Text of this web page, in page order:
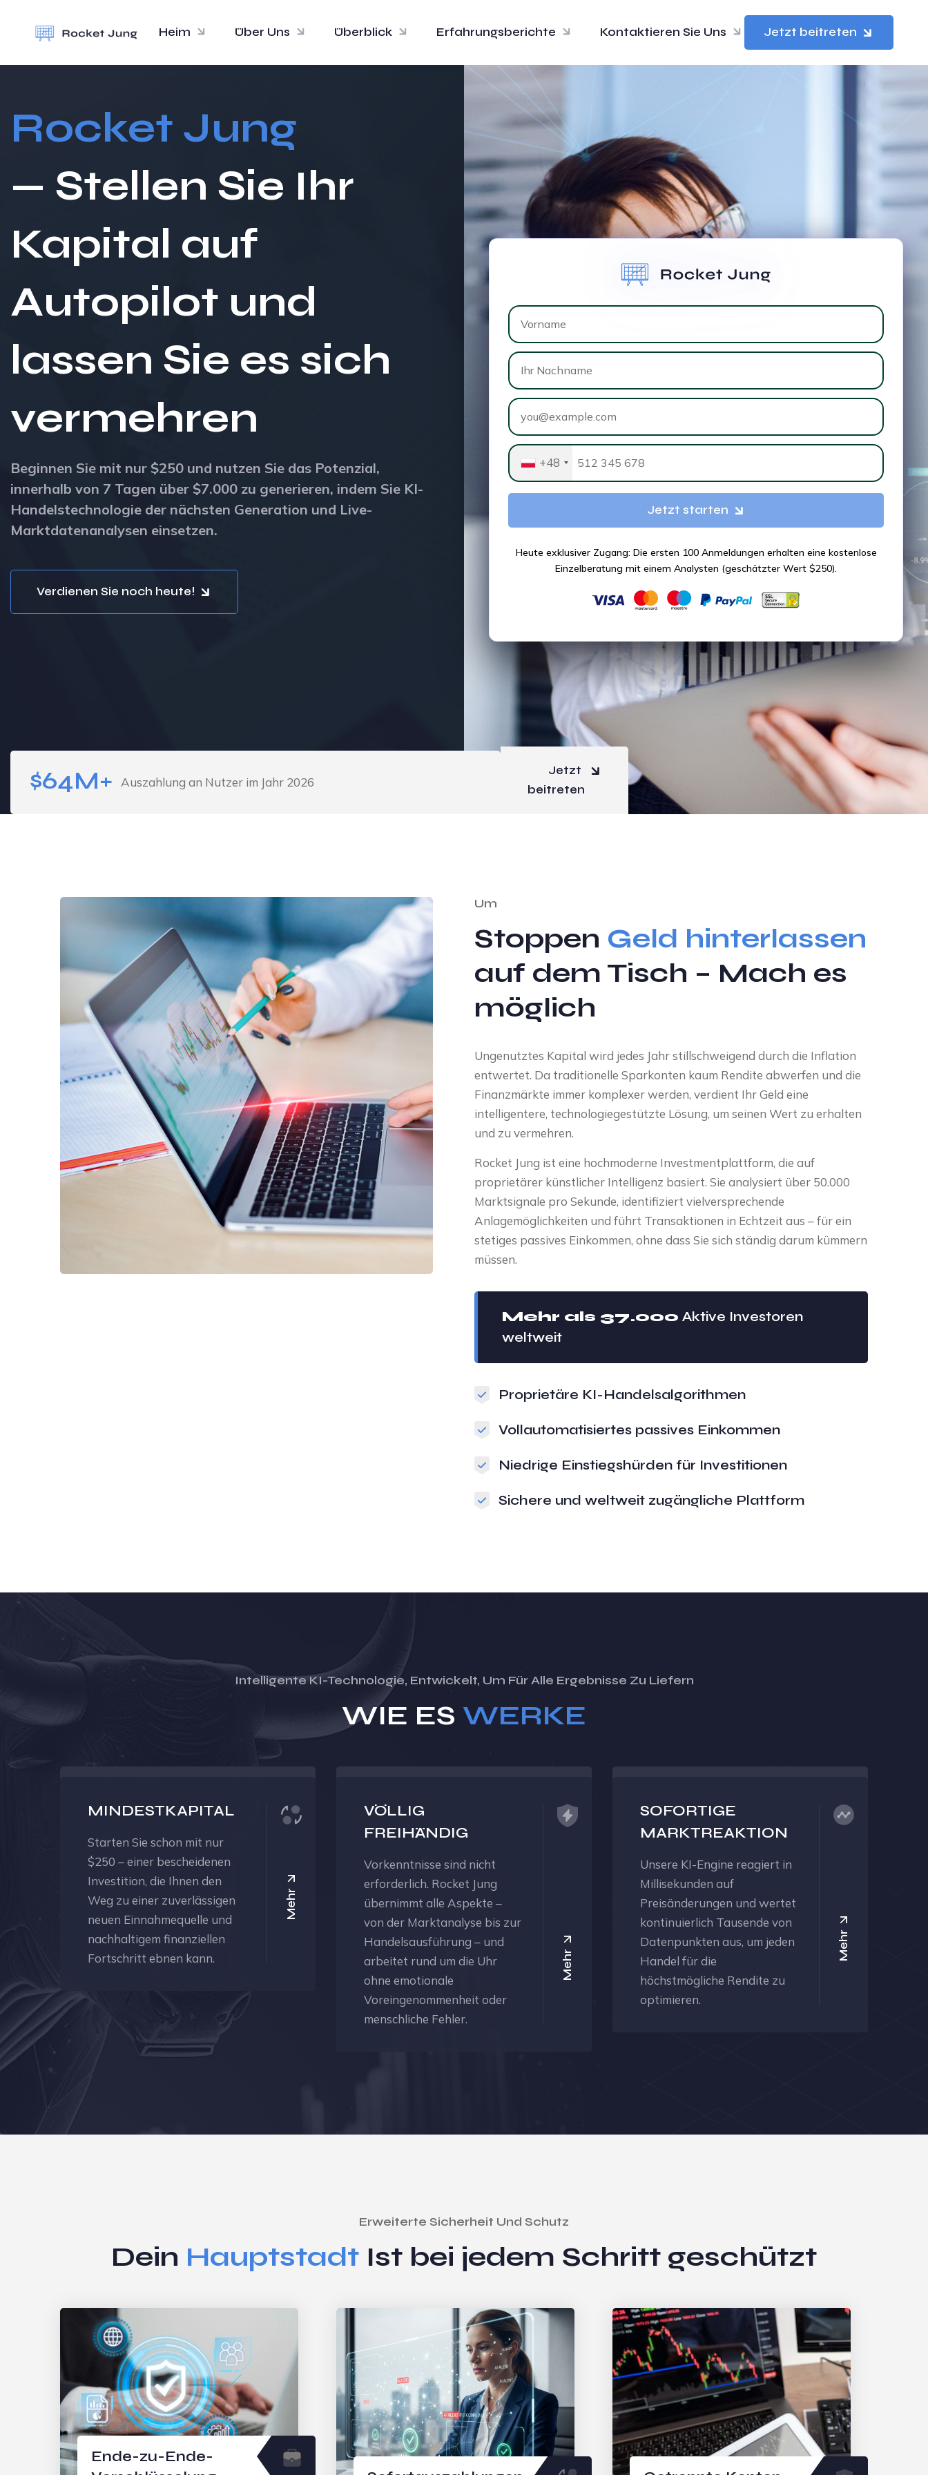
Heim Über Uns Überblick Erfahrungsberichte Kontaktieren Sie Uns Jetzt beitreten
+48
Jetzt starten
Heute exklusiver Zugang: Die ersten 100 Anmeldungen erhalten eine kostenlose
Einzelberatung mit einem Analysten (geschätzter Wert $250).
Rocket Jung
— Stellen Sie Ihr
Kapital auf
Autopilot und
lassen Sie es sich
vermehren
Beginnen Sie mit nur $250 und nutzen Sie das Potenzial,
innerhalb von 7 Tagen über $7.000 zu generieren, indem Sie KI-
Handelstechnologie der nächsten Generation und Live-
Marktdatenanalysen einsetzen.
Verdienen Sie noch heute!
$64M+ Auszahlung an Nutzer im Jahr 2026
Jetzt
beitreten
Um
Stoppen Geld hinterlassen
auf dem Tisch – Mach es
möglich
Ungenutztes Kapital wird jedes Jahr stillschweigend durch die Inflation
entwertet. Da traditionelle Sparkonten kaum Rendite abwerfen und die
Finanzmärkte immer komplexer werden, verdient Ihr Geld eine
intelligentere, technologiegestützte Lösung, um seinen Wert zu erhalten
und zu vermehren.
Rocket Jung ist eine hochmoderne Investmentplattform, die auf
proprietärer künstlicher Intelligenz basiert. Sie analysiert über 50.000
Marktsignale pro Sekunde, identifiziert vielversprechende
Anlagemöglichkeiten und führt Transaktionen in Echtzeit aus – für ein
stetiges passives Einkommen, ohne dass Sie sich ständig darum kümmern
müssen.
Mehr als 37.000 Aktive Investoren
weltweit
Proprietäre KI-Handelsalgorithmen
Vollautomatisiertes passives Einkommen
Niedrige Einstiegshürden für Investitionen
Sichere und weltweit zugängliche Plattform
Intelligente KI-Technologie, Entwickelt, Um Für Alle Ergebnisse Zu Liefern
WIE ES WERKE
MINDESTKAPITAL
Starten Sie schon mit nur
$250 – einer bescheidenen
Investition, die Ihnen den
Weg zu einer zuverlässigen
neuen Einnahmequelle und
nachhaltigem finanziellen
Fortschritt ebnen kann.
Mehr
VÖLLIG
FREIHÄNDIG
Vorkenntnisse sind nicht
erforderlich. Rocket Jung
übernimmt alle Aspekte –
von der Marktanalyse bis zur
Handelsausführung – und
arbeitet rund um die Uhr
ohne emotionale
Voreingenommenheit oder
menschliche Fehler.
Mehr
SOFORTIGE
MARKTREAKTION
Unsere KI-Engine reagiert in
Millisekunden auf
Preisänderungen und wertet
kontinuierlich Tausende von
Datenpunkten aus, um jeden
Handel für die
höchstmögliche Rendite zu
optimieren.
Mehr
Erweiterte Sicherheit Und Schutz
Dein Hauptstadt Ist bei jedem Schritt geschützt
Ende-zu-Ende-